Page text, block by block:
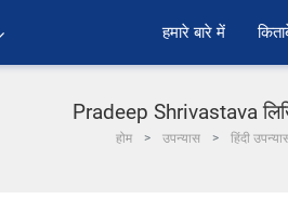
हमारे बारे में
Pradeep Shrivastava
होम उपन्यास हिंदी